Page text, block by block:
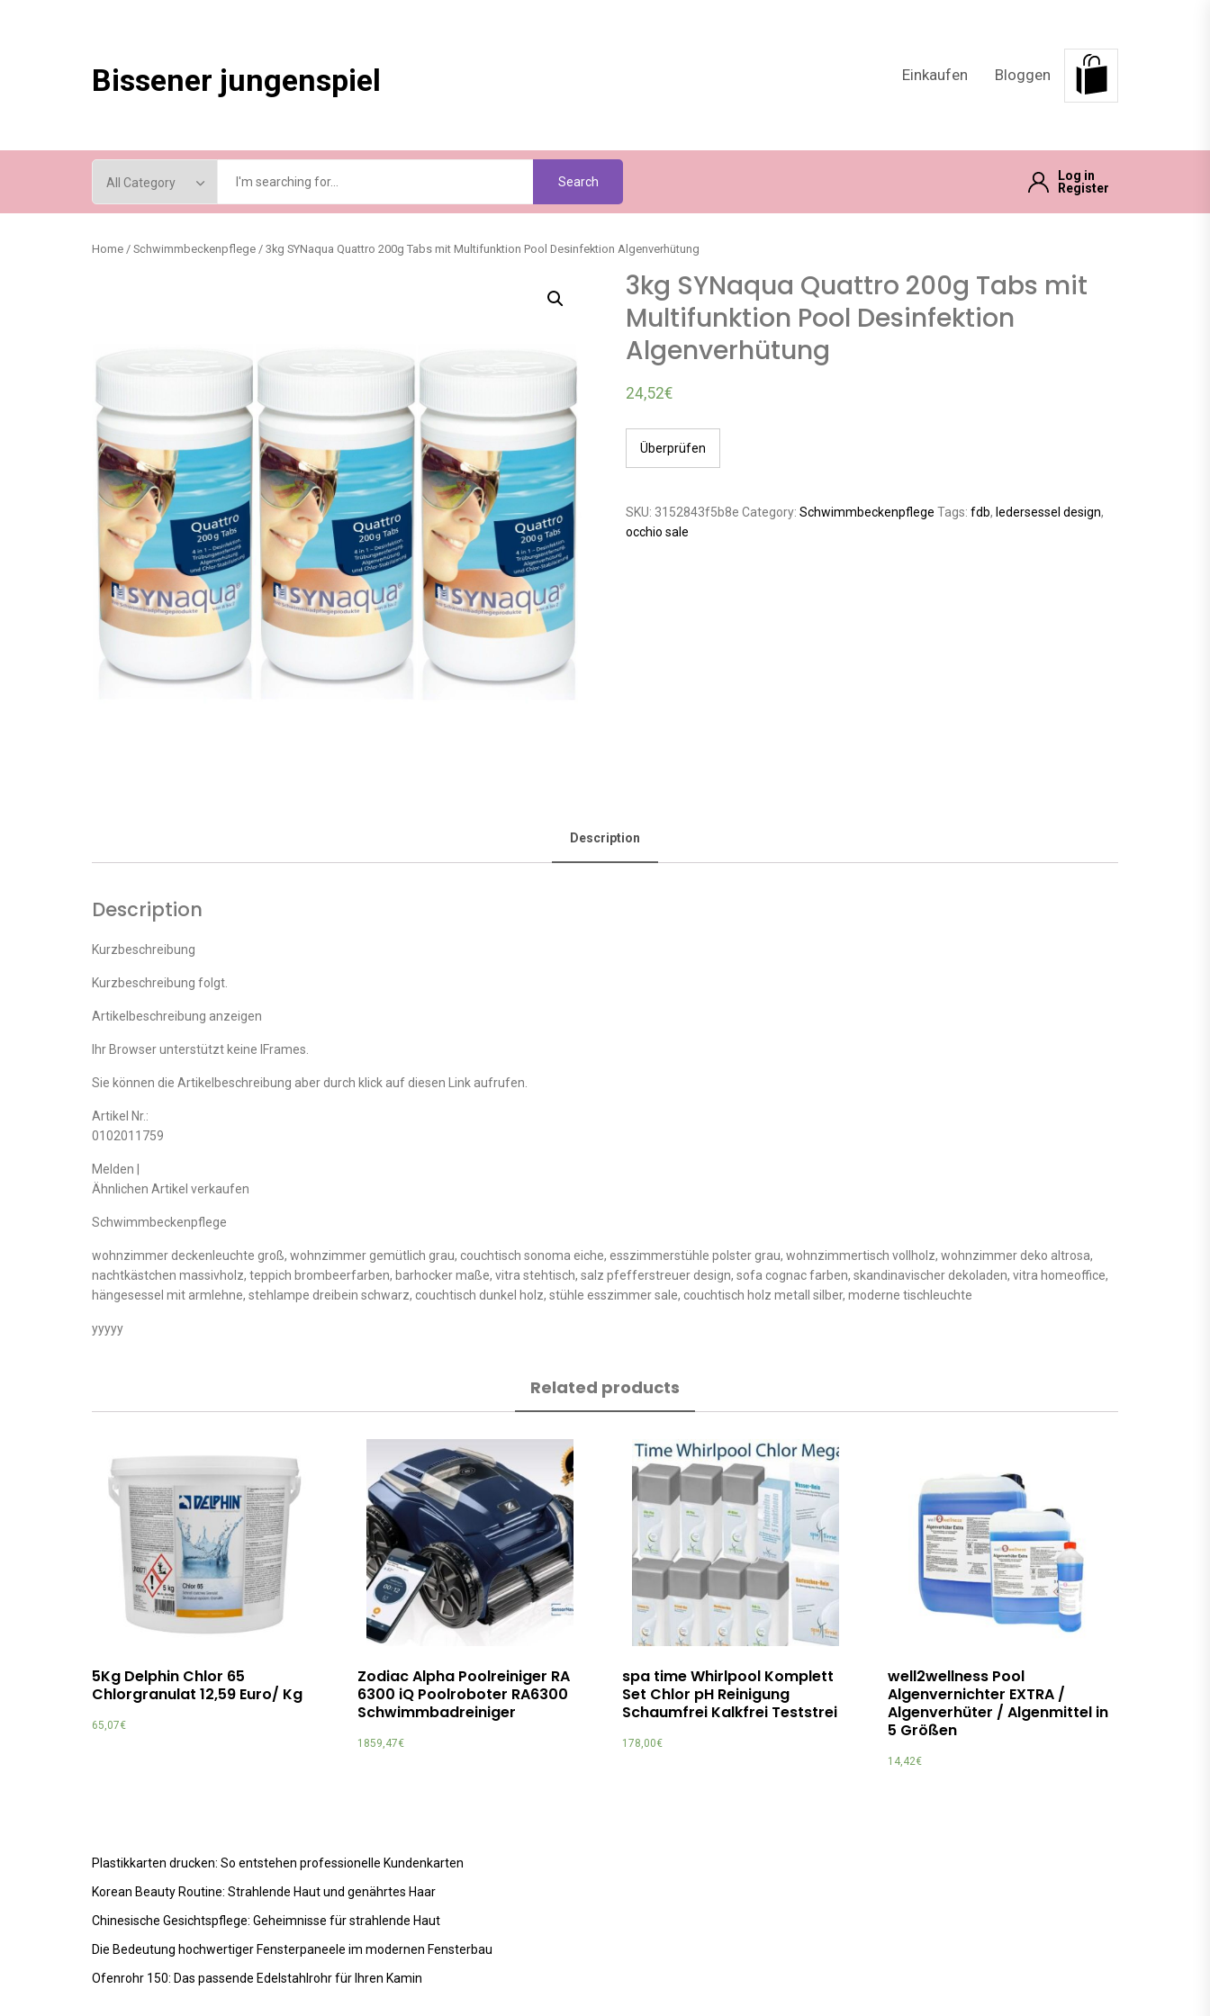
Bissener jungenspiel Einkaufen Bloggen
Search
Log in
Register
Home / Schwimmbeckenpflege / 3kg SYNaqua Quattro 200g Tabs mit Multifunktion Pool Desinfektion Algenverhütung
3kg SYNaqua Quattro 200g Tabs mit
Multifunktion Pool Desinfektion
Algenverhütung
24,52€
Überprüfen
SKU: 3152843f5b8e Category: Schwimmbeckenpflege Tags: fdb, ledersessel design,
occhio sale
Description
Description
Kurzbeschreibung
Kurzbeschreibung folgt.
Artikelbeschreibung anzeigen
Ihr Browser unterstützt keine IFrames.
Sie können die Artikelbeschreibung aber durch klick auf diesen Link aufrufen.
Artikel Nr.:
0102011759
Melden |
Ähnlichen Artikel verkaufen
Schwimmbeckenpflege
wohnzimmer deckenleuchte groß, wohnzimmer gemütlich grau, couchtisch sonoma eiche, esszimmerstühle polster grau, wohnzimmertisch vollholz, wohnzimmer deko altrosa,
nachtkästchen massivholz, teppich brombeerfarben, barhocker maße, vitra stehtisch, salz pfefferstreuer design, sofa cognac farben, skandinavischer dekoladen, vitra homeoffice,
hängesessel mit armlehne, stehlampe dreibein schwarz, couchtisch dunkel holz, stühle esszimmer sale, couchtisch holz metall silber, moderne tischleuchte
yyyyy
Related products
5Kg Delphin Chlor 65
Chlorgranulat 12,59 Euro/ Kg
65,07€
Zodiac Alpha Poolreiniger RA
6300 iQ Poolroboter RA6300
Schwimmbadreiniger
1859,47€
spa time Whirlpool Komplett
Set Chlor pH Reinigung
Schaumfrei Kalkfrei Teststrei
178,00€
well2wellness Pool
Algenvernichter EXTRA /
Algenverhüter / Algenmittel in
5 Größen
14,42€
Plastikkarten drucken: So entstehen professionelle Kundenkarten
Korean Beauty Routine: Strahlende Haut und genährtes Haar
Chinesische Gesichtspflege: Geheimnisse für strahlende Haut
Die Bedeutung hochwertiger Fensterpaneele im modernen Fensterbau
Ofenrohr 150: Das passende Edelstahlrohr für Ihren Kamin